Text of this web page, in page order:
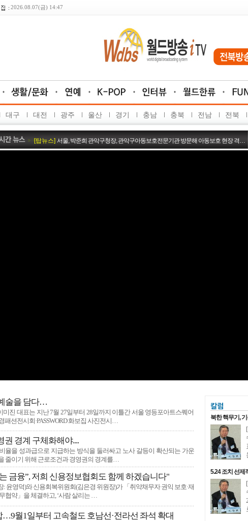
2026.08.07(금) 14:47
대구 대전 광주 울산 경기 충남 충북 전남 전북
[탑뉴스] 국토외곽 먼섬 지원 특별법 개정 및 섬 특별자치군 설치 공동 대응 논의
[탑뉴스]
환경을 입고 예술을 담다…
[탑뉴스] "지역 인재들의 빛나는 내일을 밝히는 장학기금 전달"
[탑뉴스] 서울, 박준희 관악구청장, 관악구아동보호전문기관 방문해 아동보호 현장 격…
[탑뉴스] 근로조건·경영권 경계 구체화해야....
술을 담다…
미진 대표는 지난 7월 27일부터 28일까지 이틀간 서울 영등포아트스퀘어
패션전시회·PASSWORD 화보집 사진전시…
권 경계 구체화해야....
율을 성과급으로 지급하는 방식을 둘러싸고 노사 갈등이 확산되는 가운
줄이기 위해 근로조건과 경영권의 경계를…
금융”, 저희 신용정보협회도 함께 하겠습니다"
: 윤영덕)와 신용회복위원회(김은경 위원장)가 「취약채무자 권익 보호·재
협약」을 체결하고, ‘사람 살리는 …
…9월1일부터 고속철도 호남선·전라선 좌석 확대
북한 핵무기,
5.24 조치 선